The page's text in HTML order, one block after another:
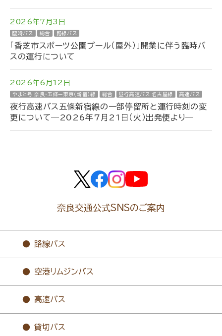
2026年7月3日
臨時バス 総合 路線バス
「香芝市スポーツ公園プール（屋外）」開業に伴う臨時バ
スの運行について
2026年6月12日
やまと号 奈良・五條ー東京（新宿）線 総合 昼行高速バス 名古屋線 高速バス
夜行高速バス五條新宿線の一部停留所と運行時刻の変
更について―2026年7月21日（火）出発便より―
奈良交通公式SNSのご案内
路線バス
空港リムジンバス
高速バス
貸切バス